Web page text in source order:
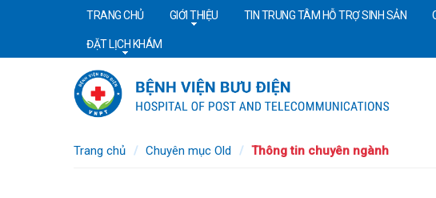
TRANG CHỦ GIỚI THIỆU TIN TRUNG TÂM HỖ TRỢ SINH SẢN
ĐẶT LỊCH KHÁM
Trang chủ Chuyên mục Old Thông tin chuyên ngành